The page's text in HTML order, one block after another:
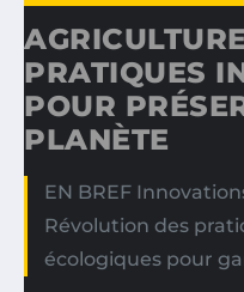
PRATIQUES
POUR
PLANÈTE
EN BREF
Révolution des
écologiques pour